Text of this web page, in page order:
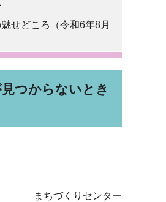
せどころ（令和6年8月
つからないとき
まちづくりセンター